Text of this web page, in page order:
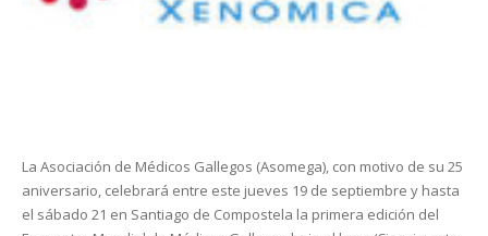
La Asociación de Médicos Gallegos (Asomega), con motivo de su 25
aniversario, celebrará entre este jueves 19 de septiembre y hasta
el sábado 21 en Santiago de Compostela la primera edición del